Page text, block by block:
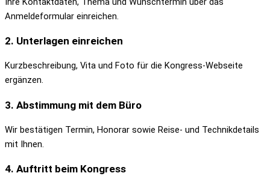
Anmeldeformular einreichen.
2. Unterlagen einreichen
Kurzbeschreibung, Vita und Foto für die Kongress-Webseite
ergänzen.
3. Abstimmung mit dem Büro
Wir bestätigen Termin, Honorar sowie Reise- und Technikdetails
mit Ihnen.
4. Auftritt beim Kongress